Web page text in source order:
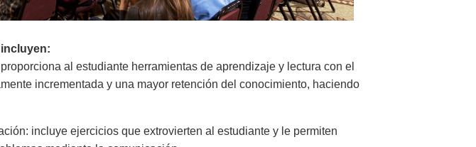
al estudiante herramientas de aprendizaje y lectura con el
incrementada y una mayor retención del conocimiento, haciendo
incluye ejercicios que extrovierten al estudiante y le permiten